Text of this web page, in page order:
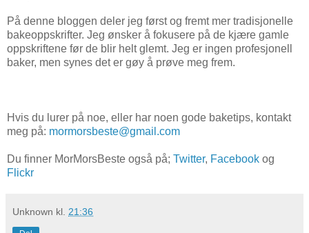
På denne bloggen deler jeg først og fremt mer tradisjonelle
bakeoppskrifter. Jeg ønsker å fokusere på de kjære gamle
oppskriftene før de blir helt glemt. Jeg er ingen profesjonell
baker, men synes det er gøy å prøve meg frem.
Hvis du lurer på noe, eller har noen gode baketips, kontakt
meg på: mormorsbeste@gmail.com
Du finner MorMorsBeste også på; Twitter, Facebook og
Flickr
Unknown kl. 21:36